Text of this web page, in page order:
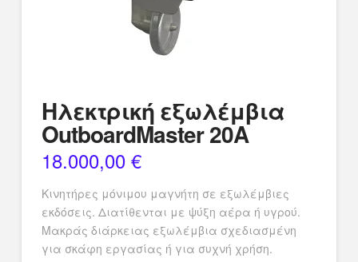
Ηλεκτρική εξωλέμβια
OutboardMaster 20A
18.000,00 €
Κινητήρες μόνιμου μαγνήτη σε εξωλέμβιες
εκδόσεις. Διατίθενται με ψύξη αέρα ή υγρού.
Μακράς διάρκειας εξωλέμβια σχεδιασμένη
για σκάφη εργασίας ή για συχνή χρήση.